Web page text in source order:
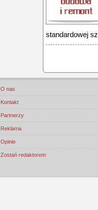
standardowej
O nas
Kontakt
Partnerzy
Reklama
Opinie
Zostań redaktorem